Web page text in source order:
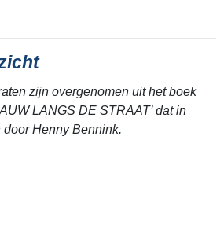
zijn overgenomen uit het boek
LANGS DE STRAAT’ dat in
Henny Bennink.